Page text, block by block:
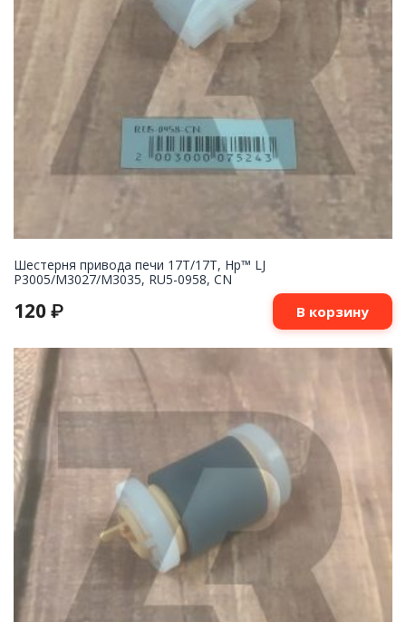
Шестерня привода печи 17T/17T, Hp™ LJ
P3005/M3027/M3035, RU5-0958, CN
120 ₽ В корзину